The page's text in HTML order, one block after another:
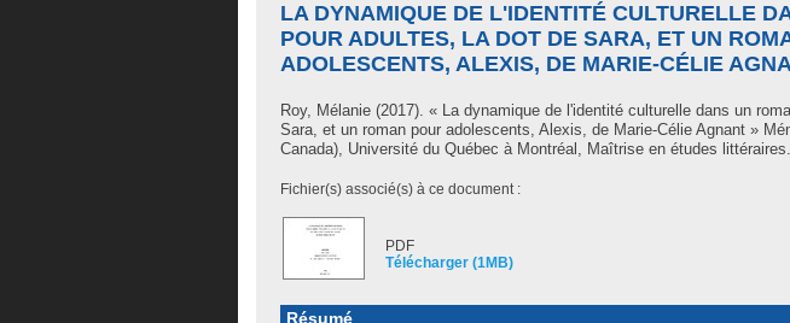
LA DYNAMIQUE DE L'IDENTITÉ CULTURELLE
POUR ADULTES, LA DOT DE SARA, ET UN
ADOLESCENTS, ALEXIS, DE MARIE-CÉLIE
Roy, Mélanie (2017). « La dynamique de l'identité culturelle dans un
Sara, et un roman pour adolescents, Alexis, de Marie-Célie Agnant »
Canada), Université du Québec à Montréal, Maîtrise en études littéraires.
Fichier(s) associé(s) à ce document :
PDF
Télécharger (1MB)
Résumé